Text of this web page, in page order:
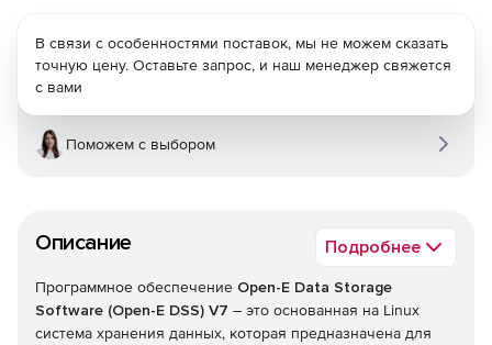
Описание Подробнее
Программное обеспечение Open-E Data Storage
Software (Open-E DSS) V7 – это основанная на Linux
система хранения данных, которая предназначена для
В связи с особенностями поставок, мы не можем сказать
точную цену. Оставьте запрос, и наш менеджер свяжется
с вами
Поможем с выбором